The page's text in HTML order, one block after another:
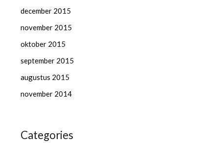
december 2015
november 2015
oktober 2015
september 2015
augustus 2015
november 2014
Categories